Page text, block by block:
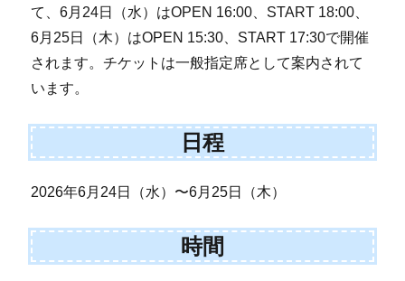
て、6月24日（水）はOPEN 16:00、START 18:00、
6月25日（木）はOPEN 15:30、START 17:30で開催
されます。チケットは一般指定席として案内されて
います。
日程
2026年6月24日（水）〜6月25日（木）
時間